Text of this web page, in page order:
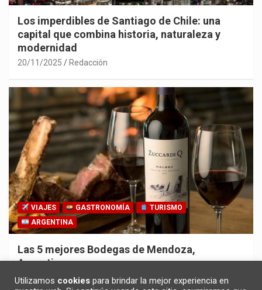
Los imperdibles de Santiago de Chile: una
capital que combina historia, naturaleza y
modernidad
20/11/2025 Redacción
VIAJES GASTRONOMÍA
TURISMO
ARGENTINA
Las 5 mejores Bodegas de Mendoza,
Argentina
30/10/2025 Redacción
Utilizamos cookies para brindar la mejor experiencia en